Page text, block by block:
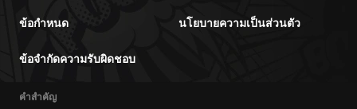
ข้อกำหนด นโยบายความเป็นส่วนตัว
ข้อจำกัดความรับผิดชอบ
คำสำคัญ